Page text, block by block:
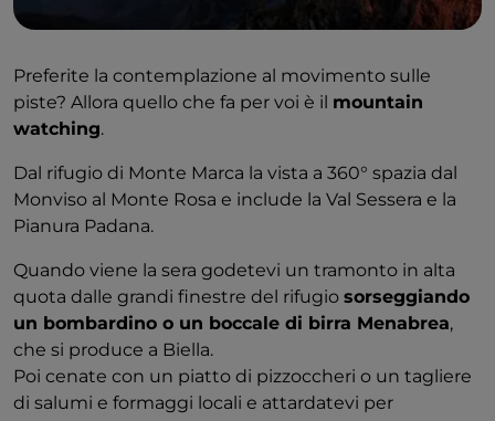
Preferite la contemplazione al movimento sulle
piste? Allora quello che fa per voi è il mountain
watching.
Dal rifugio di Monte Marca la vista a 360° spazia dal
Monviso al Monte Rosa e include la Val Sessera e la
Pianura Padana.
Quando viene la sera godetevi un tramonto in alta
quota dalle grandi finestre del rifugio sorseggiando
un bombardino o un boccale di birra Menabrea,
che si produce a Biella.
Poi cenate con un piatto di pizzoccheri o un tagliere
di salumi e formaggi locali e attardatevi per